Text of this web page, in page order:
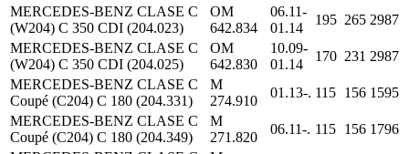
MERCEDES-BENZ CLASE C
(W204) C 350 CDI (204.023)
OM
642.834
06.11-
01.14
195 265 2987
MERCEDES-BENZ CLASE C
(W204) C 350 CDI (204.025)
OM
642.830
10.09-
01.14
170 231 2987
MERCEDES-BENZ CLASE C
Coupé (C204) C 180 (204.331)
M
274.910
01.13-. 115 156 1595
MERCEDES-BENZ CLASE C
Coupé (C204) C 180 (204.349)
M
271.820
06.11-. 115 156 1796